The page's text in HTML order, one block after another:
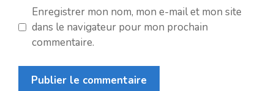
Enregistrer mon nom, mon e-mail et mon site
dans le navigateur pour mon prochain
commentaire.